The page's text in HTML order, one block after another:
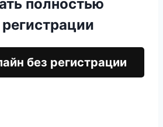
полностью
без регистрации